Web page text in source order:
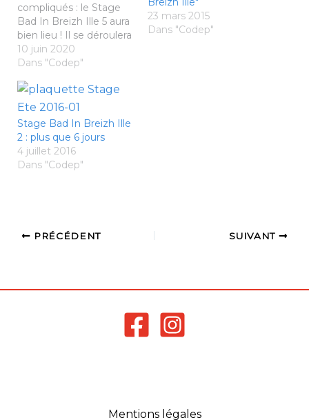
compliqués : le Stage
Bad In Breizh Ille 5 aura
bien lieu ! Il se déroulera
dans le cadre idyllique
de la très belle station
vos baskets, raquettes
et indispensable
gourde... car oui vous
allez transpirer
Mesdames et
Messieurs…
10 juin 2020
Dans "Codep"
23 mars 2015
Dans "Codep"
Stage Bad In Breizh Ille
2 : plus que 6 jours
4 juillet 2016
Dans "Codep"
PRÉCÉDENT SUIVANT
Mentions légales